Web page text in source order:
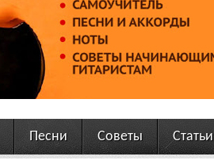
Песни Советы Статьи